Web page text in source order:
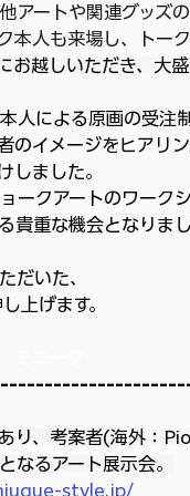
アートや関連グッズ
人も来場し、トー
越しいただき、大盛
人による原画の受注
のイメージをヒアリン
しました。
ークアートのワーク
貴重な機会となりまし
だいた、
上げます。
あり、考案者(海外
るアート展示会。
style.jp/